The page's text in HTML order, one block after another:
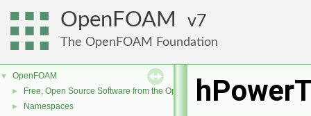
OpenFOAM 7
The OpenFOAM Foundation
▼ OpenFOAM
► Free, Open Source Software from the OpenFOAM Foundation
► Namespaces